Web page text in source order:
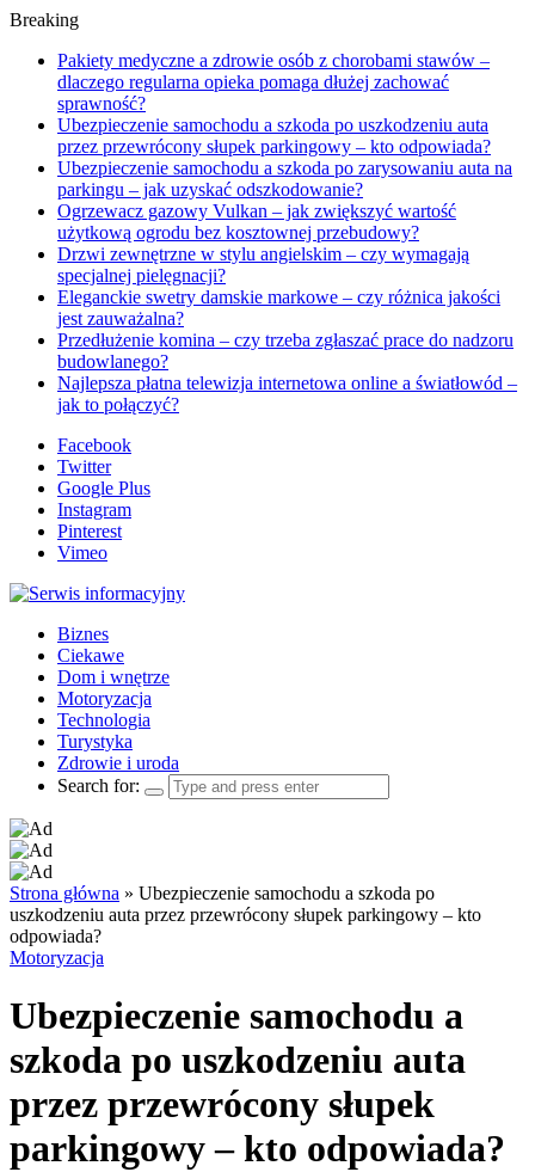
Breaking
Pakiety medyczne a zdrowie osób z chorobami stawów –
dlaczego regularna opieka pomaga dłużej zachować
sprawność?
Ubezpieczenie samochodu a szkoda po uszkodzeniu auta
przez przewrócony słupek parkingowy – kto odpowiada?
Ubezpieczenie samochodu a szkoda po zarysowaniu auta na
parkingu – jak uzyskać odszkodowanie?
Ogrzewacz gazowy Vulkan – jak zwiększyć wartość
użytkową ogrodu bez kosztownej przebudowy?
Drzwi zewnętrzne w stylu angielskim – czy wymagają
specjalnej pielęgnacji?
Eleganckie swetry damskie markowe – czy różnica jakości
jest zauważalna?
Przedłużenie komina – czy trzeba zgłaszać prace do nadzoru
budowlanego?
Najlepsza płatna telewizja internetowa online a światłowód –
jak to połączyć?
Facebook
Twitter
Google Plus
Instagram
Pinterest
Vimeo
Biznes
Ciekawe
Dom i wnętrze
Motoryzacja
Technologia
Turystyka
Zdrowie i uroda
Search for:
Strona główna » Ubezpieczenie samochodu a szkoda po
uszkodzeniu auta przez przewrócony słupek parkingowy – kto
odpowiada?
Motoryzacja
Ubezpieczenie samochodu a
szkoda po uszkodzeniu auta
przez przewrócony słupek
parkingowy – kto odpowiada?